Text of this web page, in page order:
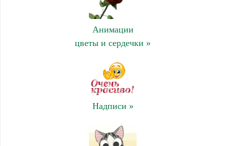
Анимации
цветы и сердечки »
Надписи »